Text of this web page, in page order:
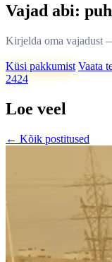
Vajad abi:
Kirjelda oma vajadust
Küsi pakkumist Vaata
2424
Loe veel
← Kõik postitused